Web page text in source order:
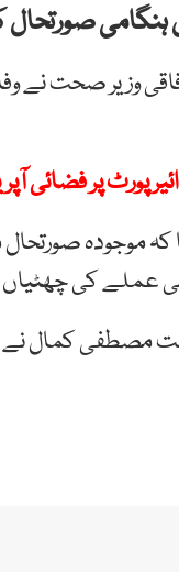
صورتحال
وزیر صحت نے
پر فضائی
صورتحال
عملے کی
مصطفی کمال نے